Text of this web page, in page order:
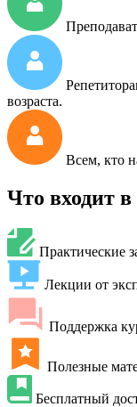
возраста.
Всем, кто
Что входит
Практические
Лекции от
Поддержка
Полезные
Бесплатный